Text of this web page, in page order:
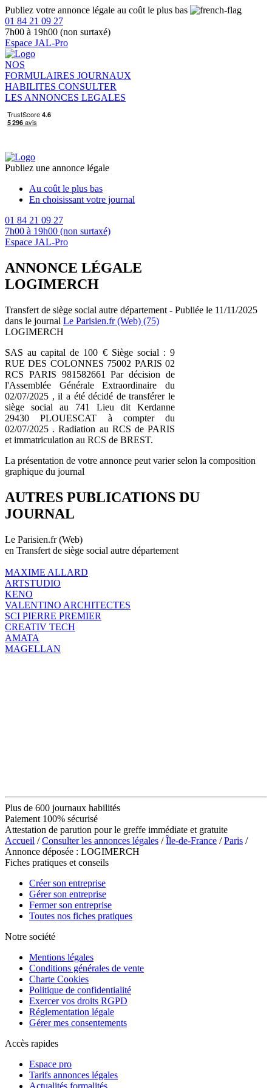
Publiez votre annonce légale au coût le plus bas
01 84 21 09 27
7h00 à 19h00 (non surtaxé)
Espace JAL-Pro
NOS
FORMULAIRES JOURNAUX
HABILITES CONSULTER
LES ANNONCES LEGALES
Publiez une annonce légale
Au coût le plus bas
En choisissant votre journal
01 84 21 09 27
7h00 à 19h00 (non surtaxé)
Espace JAL-Pro
ANNONCE LÉGALE
LOGIMERCH
Transfert de siège social autre département - Publiée le 11/11/2025
dans le journal Le Parisien.fr (Web) (75)
LOGIMERCH
SAS au capital de 100 € Siège social : 9
RUE DES COLONNES 75002 PARIS 02
RCS PARIS 981582661 Par décision de
l'Assemblée Générale Extraordinaire du
02/07/2025 , il a été décidé de transférer le
siège social au 741 Lieu dit Kerdanne
29430 PLOUESCAT à compter du
02/07/2025 . Radiation au RCS de PARIS
et immatriculation au RCS de BREST.
La présentation de votre annonce peut varier selon la composition
graphique du journal
AUTRES PUBLICATIONS DU
JOURNAL
Le Parisien.fr (Web)
en Transfert de siège social autre département
MAXIME ALLARD
ARTSTUDIO
KENO
VALENTINO ARCHITECTES
SCI PIERRE PREMIER
CREATIV TECH
AMATA
MAGELLAN
Plus de 600 journaux habilités
Paiement 100% sécurisé
Attestation de parution pour le greffe immédiate et gratuite
Accueil /Consulter les annonces légales /Île-de-France /Paris /
Annonce déposée : LOGIMERCH
Fiches pratiques et conseils
Créer son entreprise
Gérer son entreprise
Fermer son entreprise
Toutes nos fiches pratiques
Notre société
Mentions légales
Conditions générales de vente
Charte Cookies
Politique de confidentialité
Exercer vos droits RGPD
Réglementation légale
Gérer mes consentements
Accès rapides
Espace pro
Tarifs annonces légales
Actualités formalités